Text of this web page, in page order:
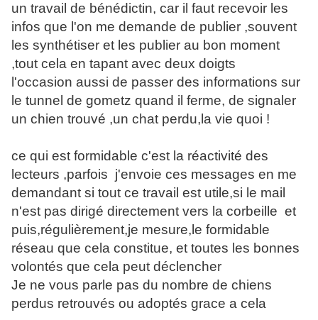
un travail de bénédictin, car il faut recevoir les
infos que l'on me demande de publier ,souvent
les synthétiser et les publier au bon moment
,tout cela en tapant avec deux doigts
l'occasion aussi de passer des informations sur
le tunnel de gometz quand il ferme, de signaler
un chien trouvé ,un chat perdu,la vie quoi !
ce qui est formidable c'est la réactivité des
lecteurs ,parfois j'envoie ces messages en me
demandant si tout ce travail est utile,si le mail
n'est pas dirigé directement vers la corbeille et
puis,régulièrement,je mesure,le formidable
réseau que cela constitue, et toutes les bonnes
volontés que cela peut déclencher
Je ne vous parle pas du nombre de chiens
perdus retrouvés ou adoptés grace a cela